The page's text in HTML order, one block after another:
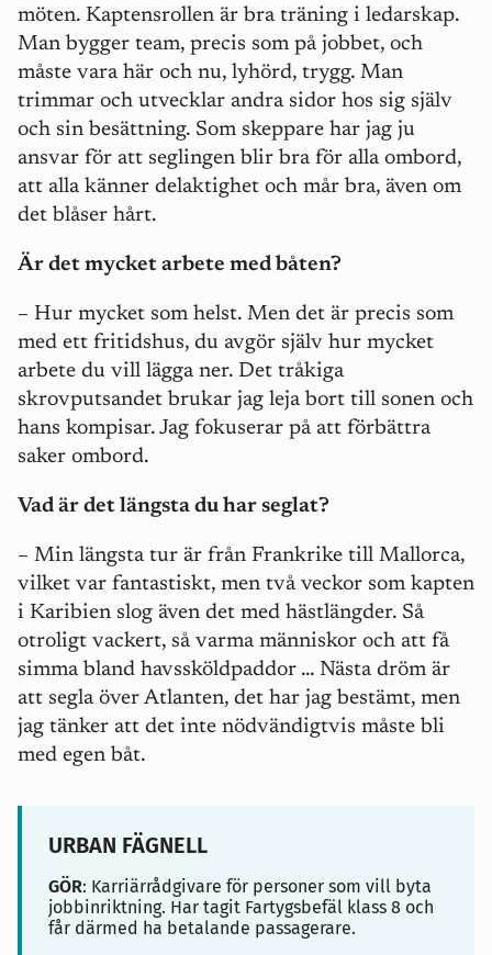
möten. Kaptensrollen är bra träning i ledarskap.
Man bygger team, precis som på jobbet, och
måste vara här och nu, lyhörd, trygg. Man
trimmar och utvecklar andra sidor hos sig själv
och sin besättning. Som skeppare har jag ju
ansvar för att seglingen blir bra för alla ombord,
att alla känner delaktighet och mår bra, även om
det blåser hårt.
Är det mycket arbete med båten?
– Hur mycket som helst. Men det är precis som
med ett fritidshus, du avgör själv hur mycket
arbete du vill lägga ner. Det tråkiga
skrovputsandet brukar jag leja bort till sonen och
hans kompisar. Jag fokuserar på att förbättra
saker ombord.
Vad är det längsta du har seglat?
– Min längsta tur är från Frankrike till Mallorca,
vilket var fantastiskt, men två veckor som kapten
i Karibien slog även det med hästlängder. Så
otroligt vackert, så varma människor och att få
simma bland havssköldpaddor … Nästa dröm är
att segla över Atlanten, det har jag bestämt, men
jag tänker att det inte nödvändigtvis måste bli
med egen båt.
URBAN FÄGNELL
GÖR: Karriärrådgivare för personer som vill byta
jobbinriktning. Har tagit Fartygsbefäl klass 8 och
får därmed ha betalande passagerare.